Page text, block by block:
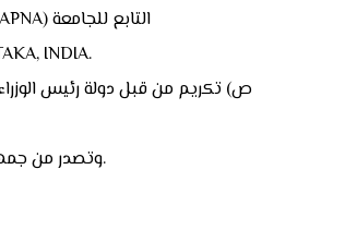
س) تقييم اطروحة الدكتوراه (PROPERTIES OF AN ANALYTIC FAMILY CONNECTED TO CERTAIN OPERATORS) للطالب الهندي (GALLA SWAPNA) التابع للجامعة
INDIA.
ض) عضو هيئة تحرير المجلة (Mathematics for Applications) وهي ضمن مستوعبات سكوباس (Scopus) ولها (CiteScore: 2023) (0.5) وتصدر من جمهورية التشيك.